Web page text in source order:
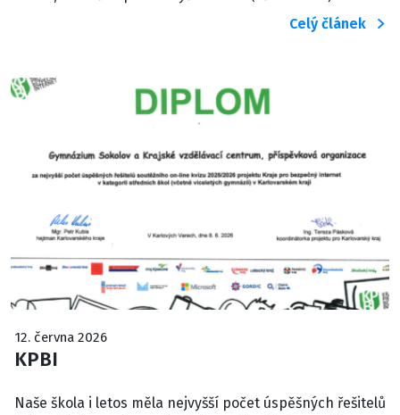
Celý článek
12. června 2026
KPBI
Naše škola i letos měla nejvyšší počet úspěšných řešitelů